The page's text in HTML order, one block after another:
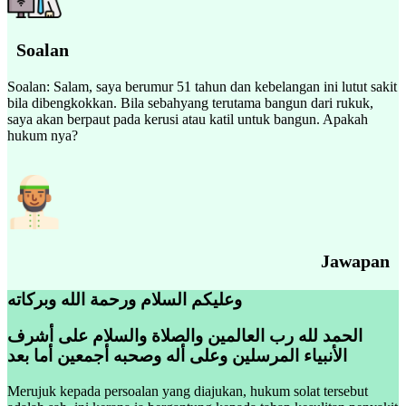
Soalan
Soalan: Salam, saya berumur 51 tahun dan kebelangan ini lutut sakit
bila dibengkokkan. Bila sebahyang terutama bangun dari rukuk,
saya akan berpaut pada kerusi atau katil untuk bangun. Apakah
hukum nya?
Jawapan
الحمد لله رب العالمين والصلاة والسلام على أشرف
الأنبياء المرسلين وعلى أله وصحبه أجمعين أما بعد
Merujuk kepada persoalan yang diajukan, hukum solat tersebut